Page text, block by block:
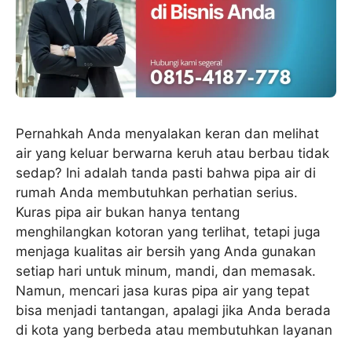
Pernahkah Anda menyalakan keran dan melihat
air yang keluar berwarna keruh atau berbau tidak
sedap? Ini adalah tanda pasti bahwa pipa air di
rumah Anda membutuhkan perhatian serius.
Kuras pipa air bukan hanya tentang
menghilangkan kotoran yang terlihat, tetapi juga
menjaga kualitas air bersih yang Anda gunakan
setiap hari untuk minum, mandi, dan memasak.
Namun, mencari jasa kuras pipa air yang tepat
bisa menjadi tantangan, apalagi jika Anda berada
di kota yang berbeda atau membutuhkan layanan